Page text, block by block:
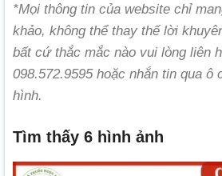
*Mọi thông tin của website chỉ
khảo, không thể thay thế lời
bất cứ thắc mắc nào vui lòng liên
098.572.9595 hoặc nhắn tin qua ô
hình.
Tìm thấy 6 hình ảnh